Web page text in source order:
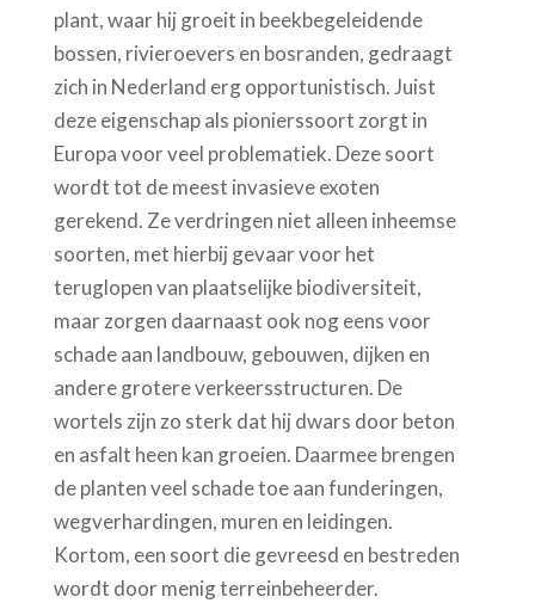
plant, waar hij groeit in beekbegeleidende
bossen, rivieroevers en bosranden, gedraagt
zich in Nederland erg opportunistisch. Juist
deze eigenschap als pionierssoort zorgt in
Europa voor veel problematiek. Deze soort
wordt tot de meest invasieve exoten
gerekend. Ze verdringen niet alleen inheemse
soorten, met hierbij gevaar voor het
teruglopen van plaatselijke biodiversiteit,
maar zorgen daarnaast ook nog eens voor
schade aan landbouw, gebouwen, dijken en
andere grotere verkeersstructuren. De
wortels zijn zo sterk dat hij dwars door beton
en asfalt heen kan groeien. Daarmee brengen
de planten veel schade toe aan funderingen,
wegverhardingen, muren en leidingen.
Kortom, een soort die gevreesd en bestreden
wordt door menig terreinbeheerder.